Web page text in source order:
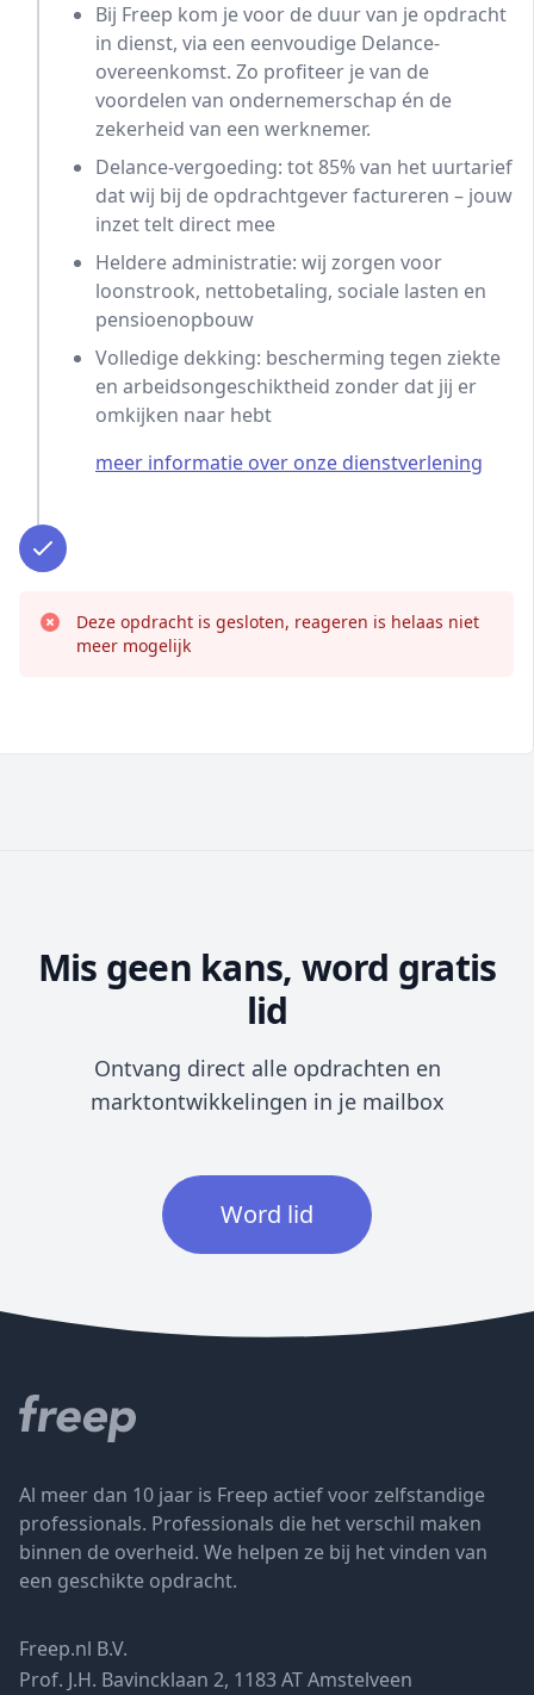
Bij Freep kom je voor de duur van je opdracht
in dienst, via een eenvoudige Delance-
overeenkomst. Zo profiteer je van de
voordelen van ondernemerschap én de
zekerheid van een werknemer.
Delance-vergoeding: tot 85% van het uurtarief
dat wij bij de opdrachtgever factureren – jouw
inzet telt direct mee
Heldere administratie: wij zorgen voor
loonstrook, nettobetaling, sociale lasten en
pensioenopbouw
Volledige dekking: bescherming tegen ziekte
en arbeidsongeschiktheid zonder dat jij er
omkijken naar hebt
meer informatie over onze dienstverlening
Deze opdracht is gesloten, reageren is helaas niet
meer mogelijk
Mis geen kans, word gratis
lid
Ontvang direct alle opdrachten en
marktontwikkelingen in je mailbox
Word lid
Al meer dan 10 jaar is Freep actief voor zelfstandige
professionals. Professionals die het verschil maken
binnen de overheid. We helpen ze bij het vinden van
een geschikte opdracht.
Freep.nl B.V.
Prof. J.H. Bavincklaan 2, 1183 AT Amstelveen